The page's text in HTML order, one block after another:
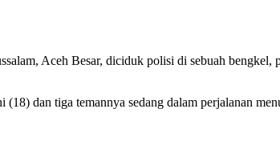
Aceh Besar, diciduk polisi di sebuah bengkel,
dan tiga temannya sedang dalam perjalanan